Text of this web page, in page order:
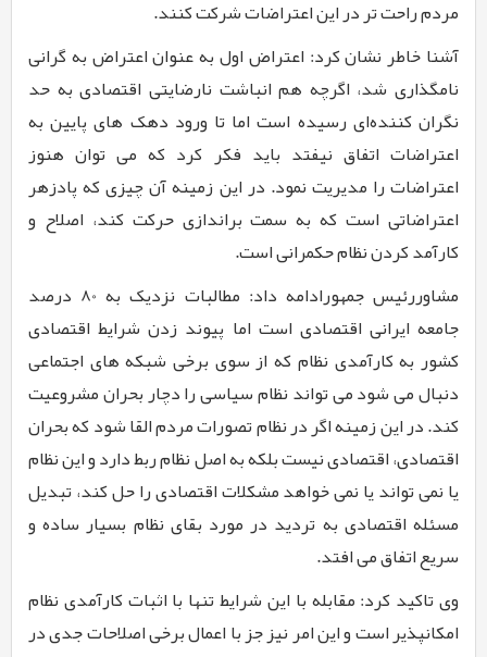
مردم راحت تر در این اعتراضات شرکت کنند.
آشنا خاطر نشان کرد: اعتراض اول به عنوان اعتراض به گرانی
نامگذاری شد، اگرچه هم انباشت نارضایتی اقتصادی به حد
نگران کننده‌ای رسیده است اما تا ورود دهک های پایین به
اعتراضات اتفاق نیفتد باید فکر کرد که می توان هنوز
اعتراضات را مدیریت نمود. در این زمینه آن چیزی که پادزهر
اعتراضاتی است که به سمت براندازی حرکت کند، اصلاح و
کارآمد کردن نظام حکمرانی است.
مشاوررئیس جمهورادامه داد: مطالبات نزدیک به 80 درصد
جامعه ایرانی اقتصادی است اما پیوند زدن شرایط اقتصادی
کشور به کارآمدی نظام که از سوی برخی شبکه های اجتماعی
دنبال می شود می تواند نظام سیاسی را دچار بحران مشروعیت
کند. در این زمینه اگر در نظام تصورات مردم القا شود که بحران
اقتصادی، اقتصادی نیست بلکه به اصل نظام ربط دارد و این نظام
یا نمی تواند یا نمی خواهد مشکلات اقتصادی را حل کند، تبدیل
مسئله اقتصادی به تردید در مورد بقای نظام بسیار ساده و
سریع اتفاق می افتد.
وی تاکید کرد: مقابله با این شرایط تنها با اثبات کارآمدی نظام
امکان­پذیر است و این امر نیز جز با اعمال برخی اصلاحات جدی در